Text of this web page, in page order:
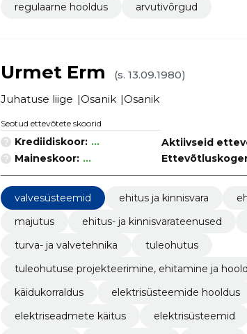
regulaarne hooldus
arvutivõrgud
Urmet Erm
(s. 13.09.1980)
Juhatuse liige
Osanik Osanik
Seotud ettevõtete skoorid
Krediidiskoor: ...
Maineskoor: ...
Aktiivseid
valvesüsteemid ehitus ja kinnisvara
majutus
ehitus- ja kinnisvarateenused
turva- ja valvetehnika
tuleohutus
tuleohutuse projekteerimine, ehitamine ja
käidukorraldus
elektrisüsteemide hooldus
elektriseadmete käitus
elektrisüsteemid